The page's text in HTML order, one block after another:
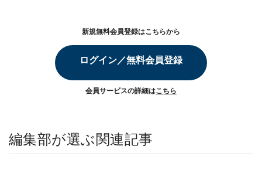
新規無料会員登録はこちらから
ログイン／無料会員登録
会員サービスの詳細はこちら
編集部が選ぶ関連記事